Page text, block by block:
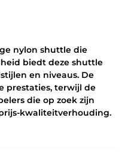
nylon shuttle die
biedt deze shuttle
en niveaus. De
prestaties, terwijl de
die op zoek zijn
kwaliteitverhouding.